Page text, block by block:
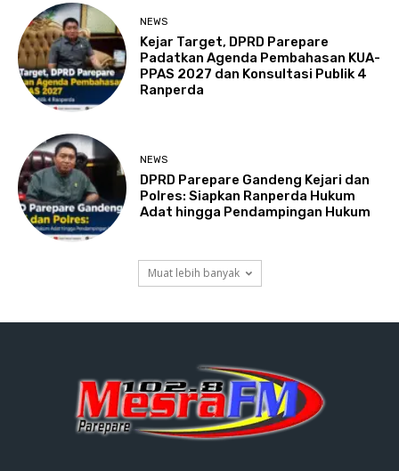
NEWS
Kejar Target, DPRD Parepare
Padatkan Agenda Pembahasan KUA-
PPAS 2027 dan Konsultasi Publik 4
Ranperda
NEWS
DPRD Parepare Gandeng Kejari dan
Polres: Siapkan Ranperda Hukum
Adat hingga Pendampingan Hukum
Muat lebih banyak